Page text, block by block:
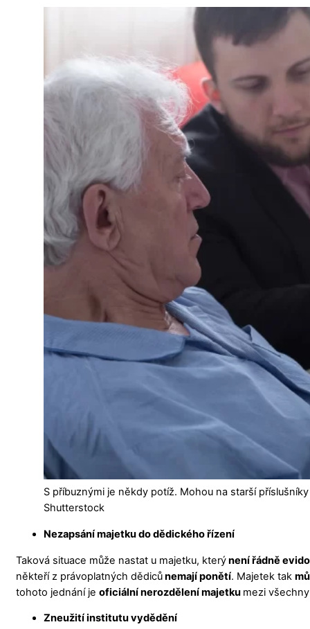
S příbuznými je někdy potíž. Mohou na starší
Shutterstock
Nezapsání majetku do dědického řízení
Taková situace může nastat u majetku, kterýnení řádně
někteří z právoplatných dědicůnemají ponětí. Majetek tak
tohoto jednání je oficiální nerozdělení majetku mezi
Zneužití institutu vydědění